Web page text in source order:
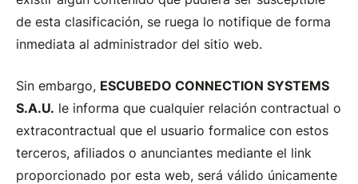
de esta clasificación, se ruega lo notifique de forma
inmediata al administrador del sitio web.
Sin embargo, ESCUBEDO CONNECTION SYSTEMS
S.A.U. le informa que cualquier relación contractual o
extracontractual que el usuario formalice con estos
terceros, afiliados o anunciantes mediante el link
proporcionado por esta web, será válido únicamente